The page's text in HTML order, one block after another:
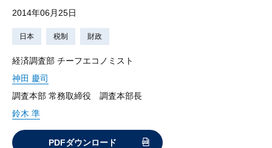
2014年06月25日
日本 税制 財政
経済調査部 チーフエコノミスト
神田 慶司
調査本部 常務取締役 調査本部長
鈴木 準
PDFダウンロード